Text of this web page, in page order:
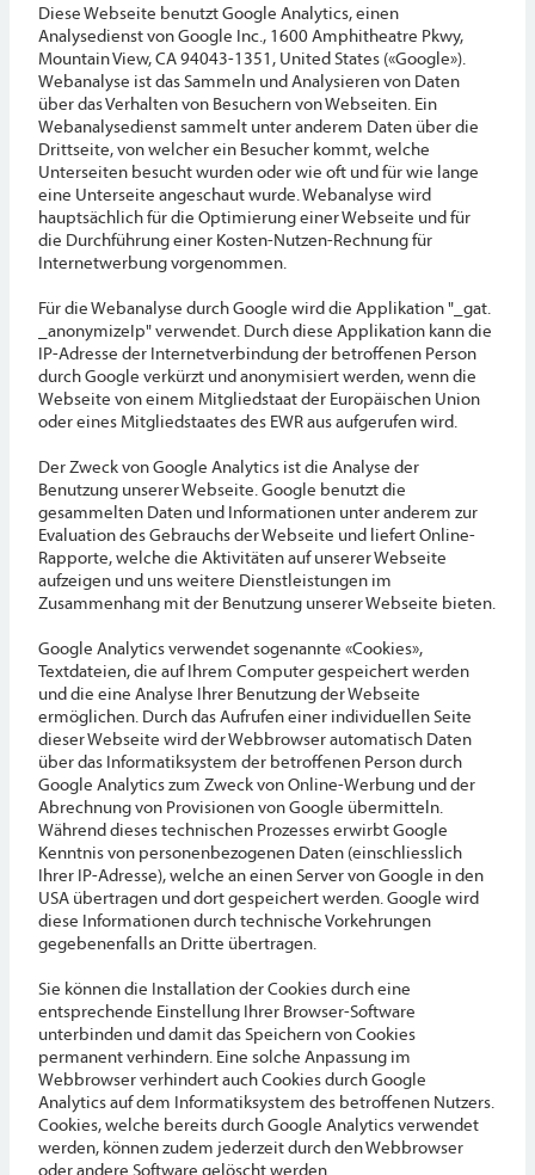
Diese Webseite benutzt Google Analytics, einen
Analysedienst von Google Inc., 1600 Amphitheatre Pkwy,
Mountain View, CA 94043-1351, United States («Google»).
Webanalyse ist das Sammeln und Analysieren von Daten
über das Verhalten von Besuchern von Webseiten. Ein
Webanalysedienst sammelt unter anderem Daten über die
Drittseite, von welcher ein Besucher kommt, welche
Unterseiten besucht wurden oder wie oft und für wie lange
eine Unterseite angeschaut wurde. Webanalyse wird
hauptsächlich für die Optimierung einer Webseite und für
die Durchführung einer Kosten-Nutzen-Rechnung für
Internetwerbung vorgenommen.
Für die Webanalyse durch Google wird die Applikation "_gat.
_anonymizeIp" verwendet. Durch diese Applikation kann die
IP-Adresse der Internetverbindung der betroffenen Person
durch Google verkürzt und anonymisiert werden, wenn die
Webseite von einem Mitgliedstaat der Europäischen Union
oder eines Mitgliedstaates des EWR aus aufgerufen wird.
Der Zweck von Google Analytics ist die Analyse der
Benutzung unserer Webseite. Google benutzt die
gesammelten Daten und Informationen unter anderem zur
Evaluation des Gebrauchs der Webseite und liefert Online-
Rapporte, welche die Aktivitäten auf unserer Webseite
aufzeigen und uns weitere Dienstleistungen im
Zusammenhang mit der Benutzung unserer Webseite bieten.
Google Analytics verwendet sogenannte «Cookies»,
Textdateien, die auf Ihrem Computer gespeichert werden
und die eine Analyse Ihrer Benutzung der Webseite
ermöglichen. Durch das Aufrufen einer individuellen Seite
dieser Webseite wird der Webbrowser automatisch Daten
über das Informatiksystem der betroffenen Person durch
Google Analytics zum Zweck von Online-Werbung und der
Abrechnung von Provisionen von Google übermitteln.
Während dieses technischen Prozesses erwirbt Google
Kenntnis von personenbezogenen Daten (einschliesslich
Ihrer IP-Adresse), welche an einen Server von Google in den
USA übertragen und dort gespeichert werden. Google wird
diese Informationen durch technische Vorkehrungen
gegebenenfalls an Dritte übertragen.
Sie können die Installation der Cookies durch eine
entsprechende Einstellung Ihrer Browser-Software
unterbinden und damit das Speichern von Cookies
permanent verhindern. Eine solche Anpassung im
Webbrowser verhindert auch Cookies durch Google
Analytics auf dem Informatiksystem des betroffenen Nutzers.
Cookies, welche bereits durch Google Analytics verwendet
werden, können zudem jederzeit durch den Webbrowser
oder andere Software gelöscht werden.